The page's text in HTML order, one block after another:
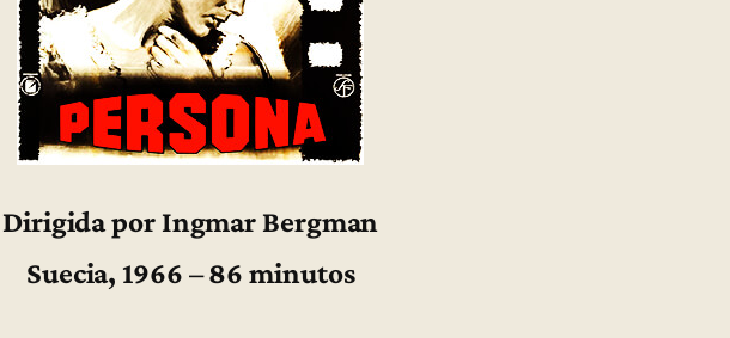
Dirigida por Ingmar Bergman
Suecia, 1966 – 86 minutos